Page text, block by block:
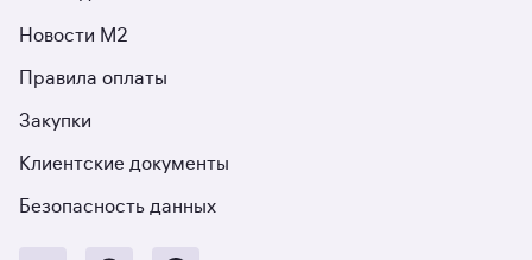
Новости М2
Правила оплаты
Закупки
Клиентские документы
Безопасность данных